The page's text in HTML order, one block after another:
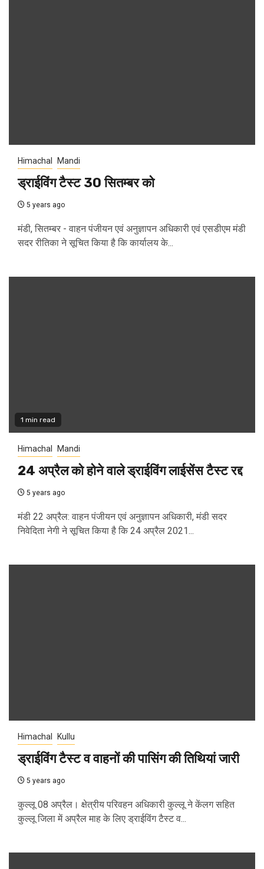
Himachal Mandi
ड्राईविंग टैस्ट 30 सितम्बर को
5 years ago
मंडी, सितम्बर - वाहन पंजीयन एवं अनुज्ञापन अधिकारी एवं एसडीएम मंडी
सदर रीतिका ने सूचित किया है कि कार्यालय के...
1 min read
Himachal Mandi
24 अप्रैल को होने वाले ड्राईविंग लाईसेंस टैस्ट रद्द
5 years ago
मंडी 22 अप्रैल: वाहन पंजीयन एवं अनुज्ञापन अधिकारी, मंडी सदर
निवेदिता नेगी ने सूचित किया है कि 24 अप्रैल 2021...
Himachal Kullu
ड्राईविंग टैस्ट व वाहनों की पासिंग की तिथियां जारी
5 years ago
कुल्लू 08 अप्रैल। क्षेत्रीय परिवहन अधिकारी कुल्लू ने केंलग सहित
कुल्लू जिला में अप्रैल माह के लिए ड्राईविंग टैस्ट व...